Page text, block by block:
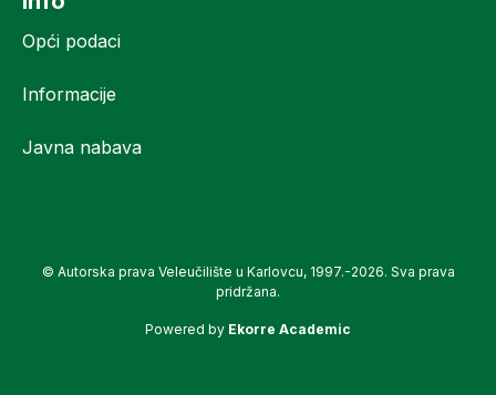
Opći podaci
Informacije
Javna nabava
© Autorska prava Veleučilište u Karlovcu, 1997.-2026. Sva prava
pridržana.
Powered by Ekorre Academic